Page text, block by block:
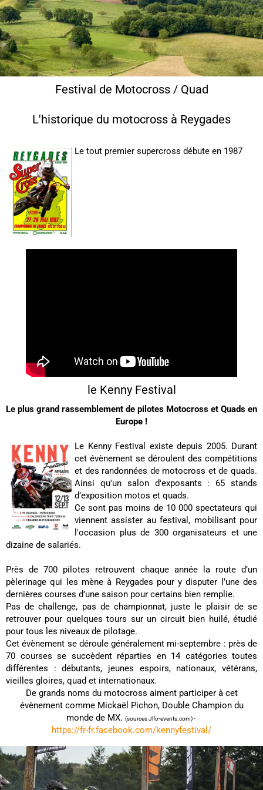
Festival de Motocross / Quad
L'historique du motocross à Reygades
Le tout premier supercross débute en 1987
le Kenny Festival
Le plus grand rassemblement de pilotes Motocross et Quads en
Europe !
Le Kenny Festival existe depuis 2005. Durant
cet évènement se déroulent des compétitions
et des randonnées de motocross et de quads.
Ainsi qu'un salon d'exposants : 65 stands
d’exposition motos et quads.
Ce sont pas moins de 10 000 spectateurs qui
viennent assister au festival, mobilisant pour
l'occasion plus de 300 organisateurs et une
dizaine de salariés.
Près de 700 pilotes retrouvent chaque année la route d’un
pèlerinage qui les mène à Reygades pour y disputer l’une des
dernières courses d’une saison pour certains bien remplie.
Pas de challenge, pas de championnat, juste le plaisir de se
retrouver pour quelques tours sur un circuit bien huilé, étudié
pour tous les niveaux de pilotage.
Cet évènement se déroule généralement mi-septembre : près de
70 courses se succèdent réparties en 14 catégories toutes
différentes : débutants, jeunes espoirs, nationaux, vétérans,
vieilles gloires, quad et internationaux.
De grands noms du motocross aiment participer à cet
évènement comme Mickaël Pichon, Double Champion du
monde de MX. (sources Jlfo-events.com) -
https://fr-fr.facebook.com/kennyfestival/